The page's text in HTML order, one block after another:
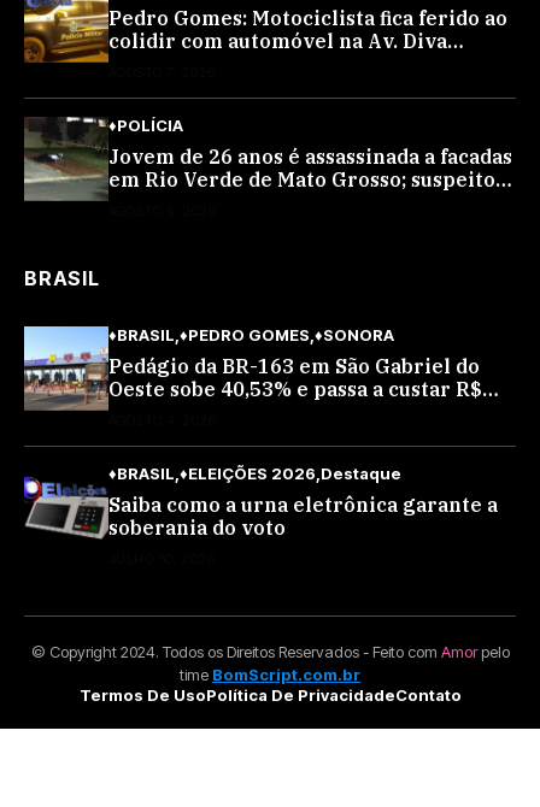
Pedro Gomes: Motociclista fica ferido ao
colidir com automóvel na Av. Diva
♦POLÍCIA
Jovem de 26 anos é assassinada a facadas
em Rio Verde de Mato Grosso; suspeito é
BRASIL
♦BRASIL ♦PEDRO GOMES ♦SONORA
Pedágio da BR-163 em São Gabriel do
Oeste sobe 40,53% e passa a custar R$
♦BRASIL ♦ELEIÇÕES 2026 Destaque
Saiba como a urna eletrônica garante a
soberania do voto
© Copyright 2024. Todos os Direitos Reservados - Feito com Amorpelo
time BomScript.com.br
Termos De UsoPolítica De PrivacidadeContato